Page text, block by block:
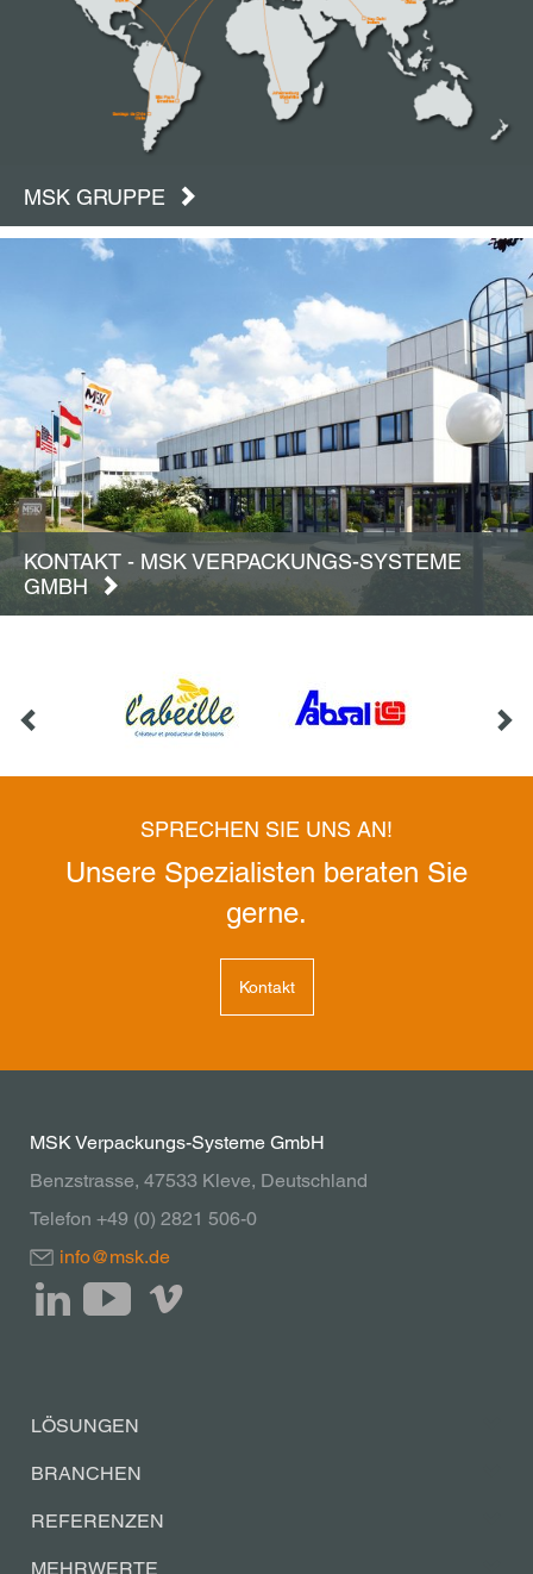
MSK GRUPPE
KONTAKT - MSK VERPACKUNGS-SYSTEME
GMBH
SPRECHEN SIE UNS AN!
Unsere Spezialisten beraten Sie
gerne.
Kontakt
MSK Verpackungs-Systeme GmbH
Benzstrasse, 47533 Kleve, Deutschland
Telefon +49 (0) 2821 506-0
info@msk.de
LÖSUNGEN
BRANCHEN
REFERENZEN
MEHRWERTE